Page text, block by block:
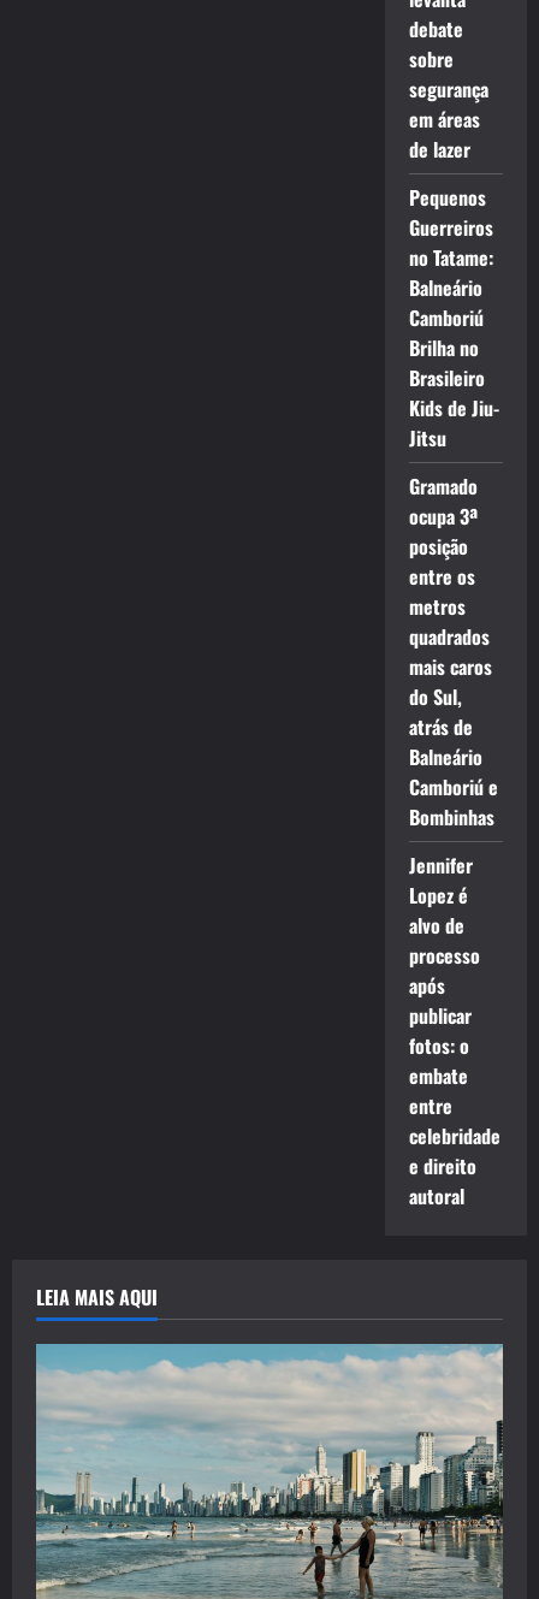
debate
sobre
segurança
em áreas
de lazer
Pequenos
Guerreiros
no Tatame:
Balneário
Camboriú
Brilha no
Brasileiro
Kids de Jiu-
Jitsu
Gramado
ocupa 3ª
posição
entre os
metros
quadrados
mais caros
do Sul,
atrás de
Balneário
Camboriú e
Bombinhas
Jennifer
Lopez é
alvo de
processo
após
publicar
fotos: o
embate
entre
celebridade
e direito
autoral
LEIA MAIS AQUI